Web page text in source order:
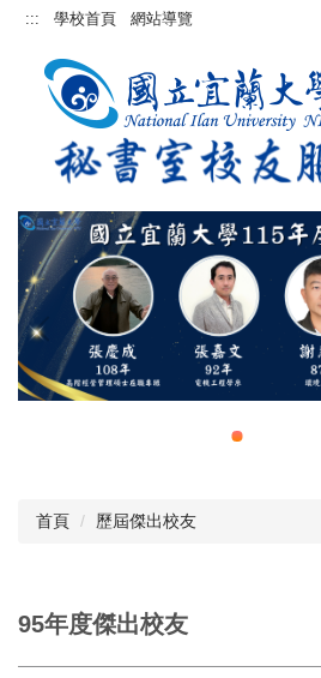
跳::: 學校首頁 網站導覽
首頁 歷屆傑出校友
95年度傑出校友